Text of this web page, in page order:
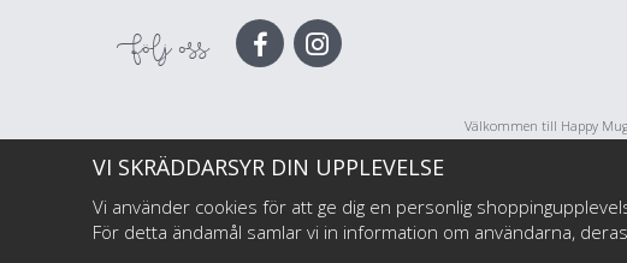
Följ oss
Välkommen till Happy
företag, illustratörer och
VI SKRÄDDARSYR DIN UPPLEVELSE
Vi använder cookies för att ge dig en personlig
För detta ändamål samlar vi in information om användarna,